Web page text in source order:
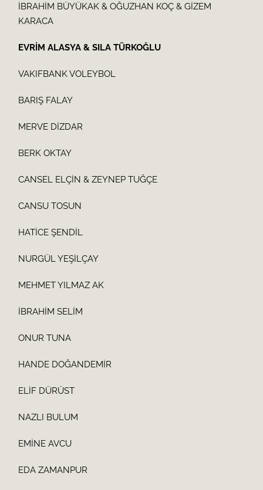
İBRAHİM BÜYÜKAK & OĞUZHAN KOÇ & GİZEM
KARACA
EVRİM ALASYA & SILA TÜRKOĞLU
VAKIFBANK VOLEYBOL
BARIŞ FALAY
MERVE DİZDAR
BERK OKTAY
CANSEL ELÇİN & ZEYNEP TUĞÇE
CANSU TOSUN
HATİCE ŞENDİL
NURGÜL YEŞİLÇAY
MEHMET YILMAZ AK
İBRAHİM SELİM
ONUR TUNA
HANDE DOĞANDEMİR
ELİF DÜRÜST
NAZLI BULUM
EMİNE AVCU
EDA ZAMANPUR